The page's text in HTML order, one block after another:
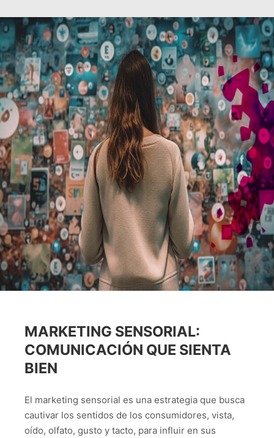
MARKETING SENSORIAL:
COMUNICACIÓN QUE SIENTA
BIEN
El marketing sensorial es una estrategia que busca
cautivar los sentidos de los consumidores, vista,
oído, olfato, gusto y tacto, para influir en sus